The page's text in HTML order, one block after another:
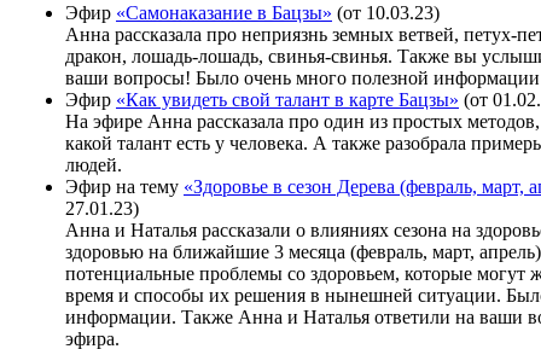
Эфир «Самонаказание в Бацзы» (от 10.03.23)
Анна рассказала про неприязнь земных ветвей, петух-
дракон, лошадь-лошадь, свинья-свинья. Также вы
ваши вопросы! Было очень много полезной
Эфир «Как увидеть свой талант в карте Бацзы» (от
На эфире Анна рассказала про один из простых
какой талант есть у человека. А также разобрала
людей.
Эфир на тему «Здоровье в сезон Дерева (февраль, март,
27.01.23)
Анна и Наталья рассказали о влияниях сезона на
здоровью на ближайшие 3 месяца (февраль, март,
потенциальные проблемы со здоровьем, которые могут
время и способы их решения в нынешней ситуации.
информации. Также Анна и Наталья ответили на ваши
эфира.